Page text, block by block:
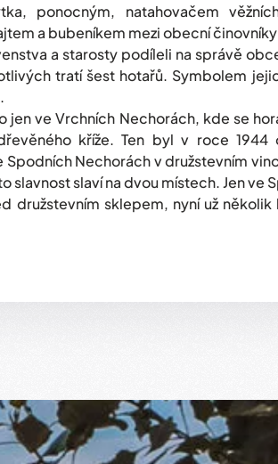
ponocným, natahovačem
a bubeníkem mezi obecní
a starosty podíleli na správě
tratí šest hotařů. Symbolem
jen ve Vrchních Nechorách, kde se
kříže. Ten byl v roce 1944
Spodních Nechorách v družstevním
slaví na dvou místech. Jen ve
družstevním sklepem, nyní už